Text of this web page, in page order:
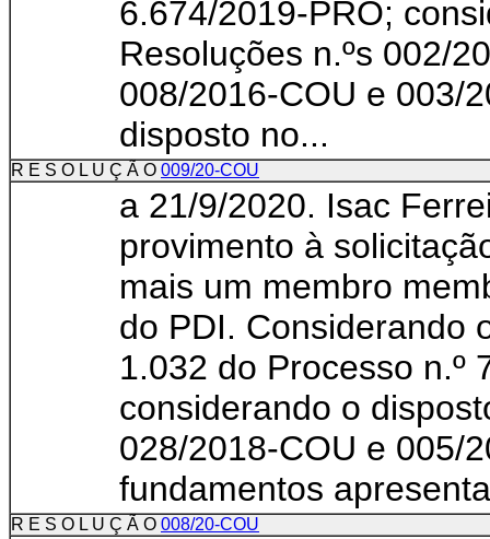
6.674/2019-PRO;
Resoluções n.ºs 002/
008/2016-COU e 003/
disposto no...
R E S O L U Ç Ã O 009/20-COU
a 21/9/2020. Isac
provimento à
mais um membro
do PDI. Considerando
1.032 do Processo n.º
considerando o
028/2018-COU e 005/
fundamentos
R E S O L U Ç Ã O 008/20-COU